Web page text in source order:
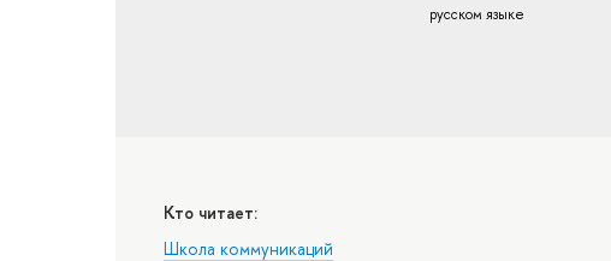
русском языке
Кто читает:
Школа коммуникаций